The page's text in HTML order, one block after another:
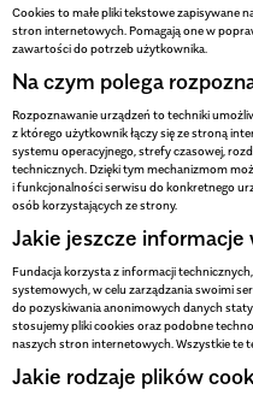
Cookies to małe pliki tekstowe zapisywane
stron internetowych. Pomagają one w
zawartości do potrzeb użytkownika.
Na czym polega
Rozpoznawanie urządzeń to techniki
z którego użytkownik łączy się ze stroną
systemu operacyjnego, strefy czasowej,
technicznych. Dzięki tym mechanizmom
i funkcjonalności serwisu do konkretnego
osób korzystających ze strony.
Jakie jeszcze
Fundacja korzysta z informacji
systemowych, w celu zarządzania swoimi
do pozyskiwania anonimowych danych
stosujemy pliki cookies oraz podobne
naszych stron internetowych. Wszystkie te
Jakie rodzaje plików